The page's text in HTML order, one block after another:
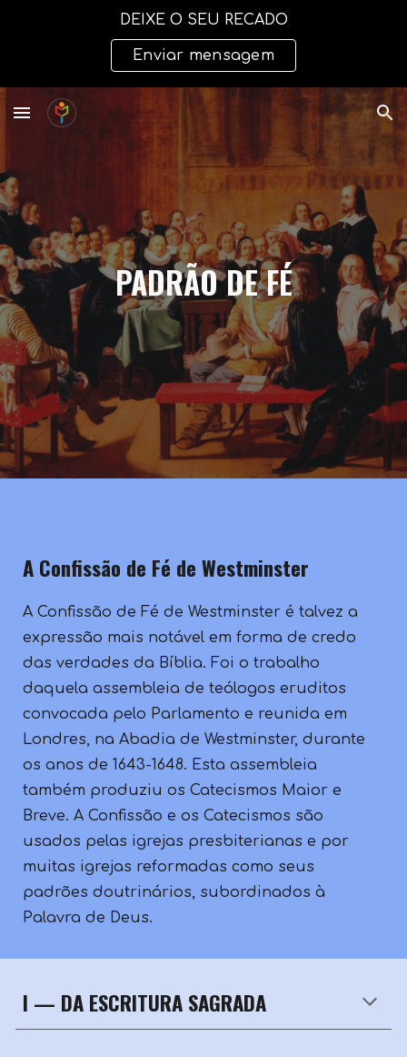
DEIXE O SEU RECADO
Enviar mensagem
PADRÃO DE FÉ
A Confissão de Fé de Westminster
A Confissão de Fé de Westminster é talvez a
expressão mais notável em forma de credo
das verdades da Bíblia. Foi o trabalho
daquela assembleia de teólogos eruditos
convocada pelo Parlamento e reunida em
Londres, na Abadia de Westminster, durante
os anos de 1643-1648. Esta assembleia
também produziu os Catecismos Maior e
Breve. A Confissão e os Catecismos são
usados pelas igrejas presbiterianas e por
muitas igrejas reformadas como seus
padrões doutrinários, subordinados à
Palavra de Deus.
I — DA ESCRITURA SAGRADA